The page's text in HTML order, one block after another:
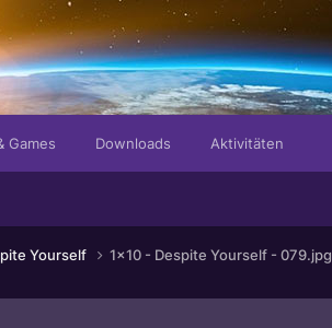
Games Downloads Aktivitäten
Yourself 1x10 - Despite Yourself - 079.jpg